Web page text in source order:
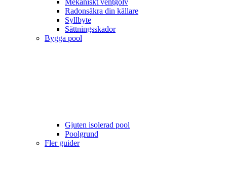
Mekaniskt ventgolv
Radonsäkra din källare
Syllbyte
Sättningsskador
Bygga pool
Gjuten isolerad pool
Poolgrund
Fler guider